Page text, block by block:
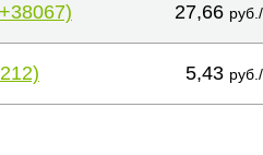
27,66
5,43